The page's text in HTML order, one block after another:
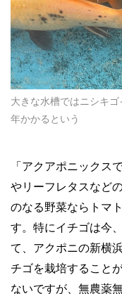
大きな水槽ではニシキ
年かかるという
「アクアポニックス
やリーフレタスなど
のなる野菜ならトマ
す。特にイチゴは今
て、アクポニの新横
チゴを栽培すること
ないですが、無農薬